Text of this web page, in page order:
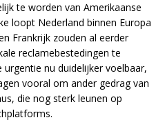
te worden van Amerikaanse
loopt Nederland binnen Europa
Frankrijk zouden al eerder
reclamebestedingen te
nu duidelijker voelbaar,
vooral om ander gedrag van
die nog sterk leunen op